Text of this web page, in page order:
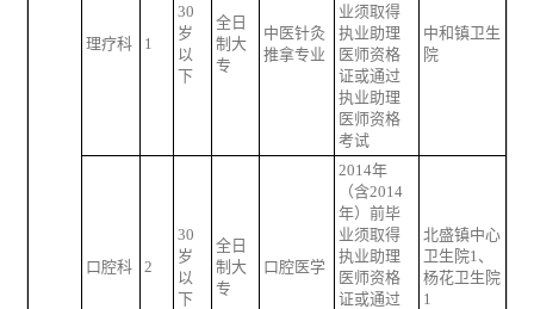
理疗科 1
30
岁
以
下
全日
制大
专
中医针灸
推拿专业
业须取得
执业助理
医师资格
证或通过
执业助理
医师资格
考试
中和镇卫生
院
口腔科 2
30
岁
以
下
全日
制大
专
口腔医学
2014年
（含2014
年）前毕
业须取得
执业助理
医师资格
证或通过
北盛镇中心
卫生院1、
杨花卫生院
1